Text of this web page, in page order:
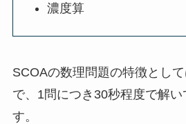
濃度算
SCOAの数理問題の特徴とし
で、1問につき30秒程度で解い
す。